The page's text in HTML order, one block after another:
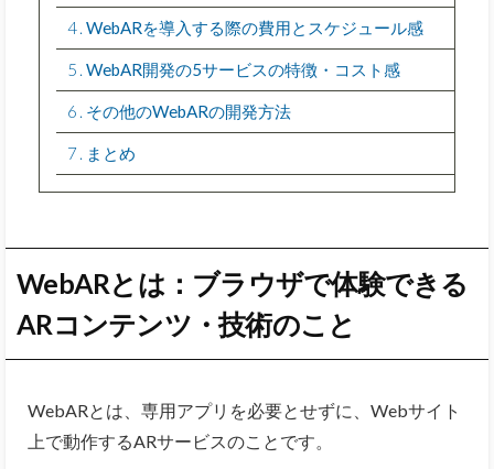
4 WebARを導入する際の費用とスケジュール感
5 WebAR開発の5サービスの特徴・コスト感
6 その他のWebARの開発方法
7 まとめ
WebARとは：ブラウザで体験できる
ARコンテンツ・技術のこと
WebARとは、専用アプリを必要とせずに、Webサイト
上で動作するARサービスのことです。